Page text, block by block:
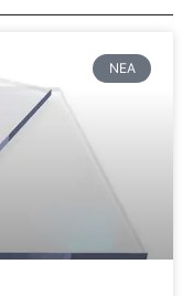
ΝΈΑ